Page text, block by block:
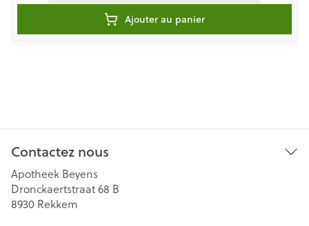
Ajouter au panier
Contactez nous
Apotheek Beyens
Dronckaertstraat 68 B
8930 Rekkem